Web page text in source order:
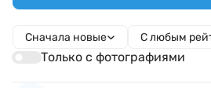
Сначала новые С любым
Только с фотографиями